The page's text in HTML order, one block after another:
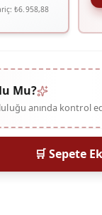
₺6.958,88
Mu?
anında kontrol
🛒 Sepete